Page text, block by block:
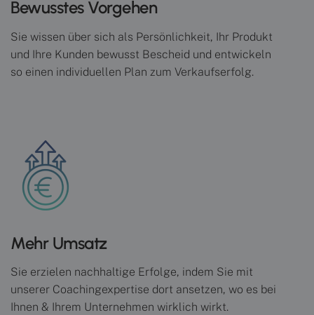
Bewusstes Vorgehen
Sie wissen über sich als Persönlichkeit, Ihr Produkt
und Ihre Kunden bewusst Bescheid und entwickeln
so einen individuellen Plan zum Verkaufserfolg.
Mehr Umsatz
Sie erzielen nachhaltige Erfolge, indem Sie mit
unserer Coachingexpertise dort ansetzen, wo es bei
Ihnen & Ihrem Unternehmen wirklich wirkt.